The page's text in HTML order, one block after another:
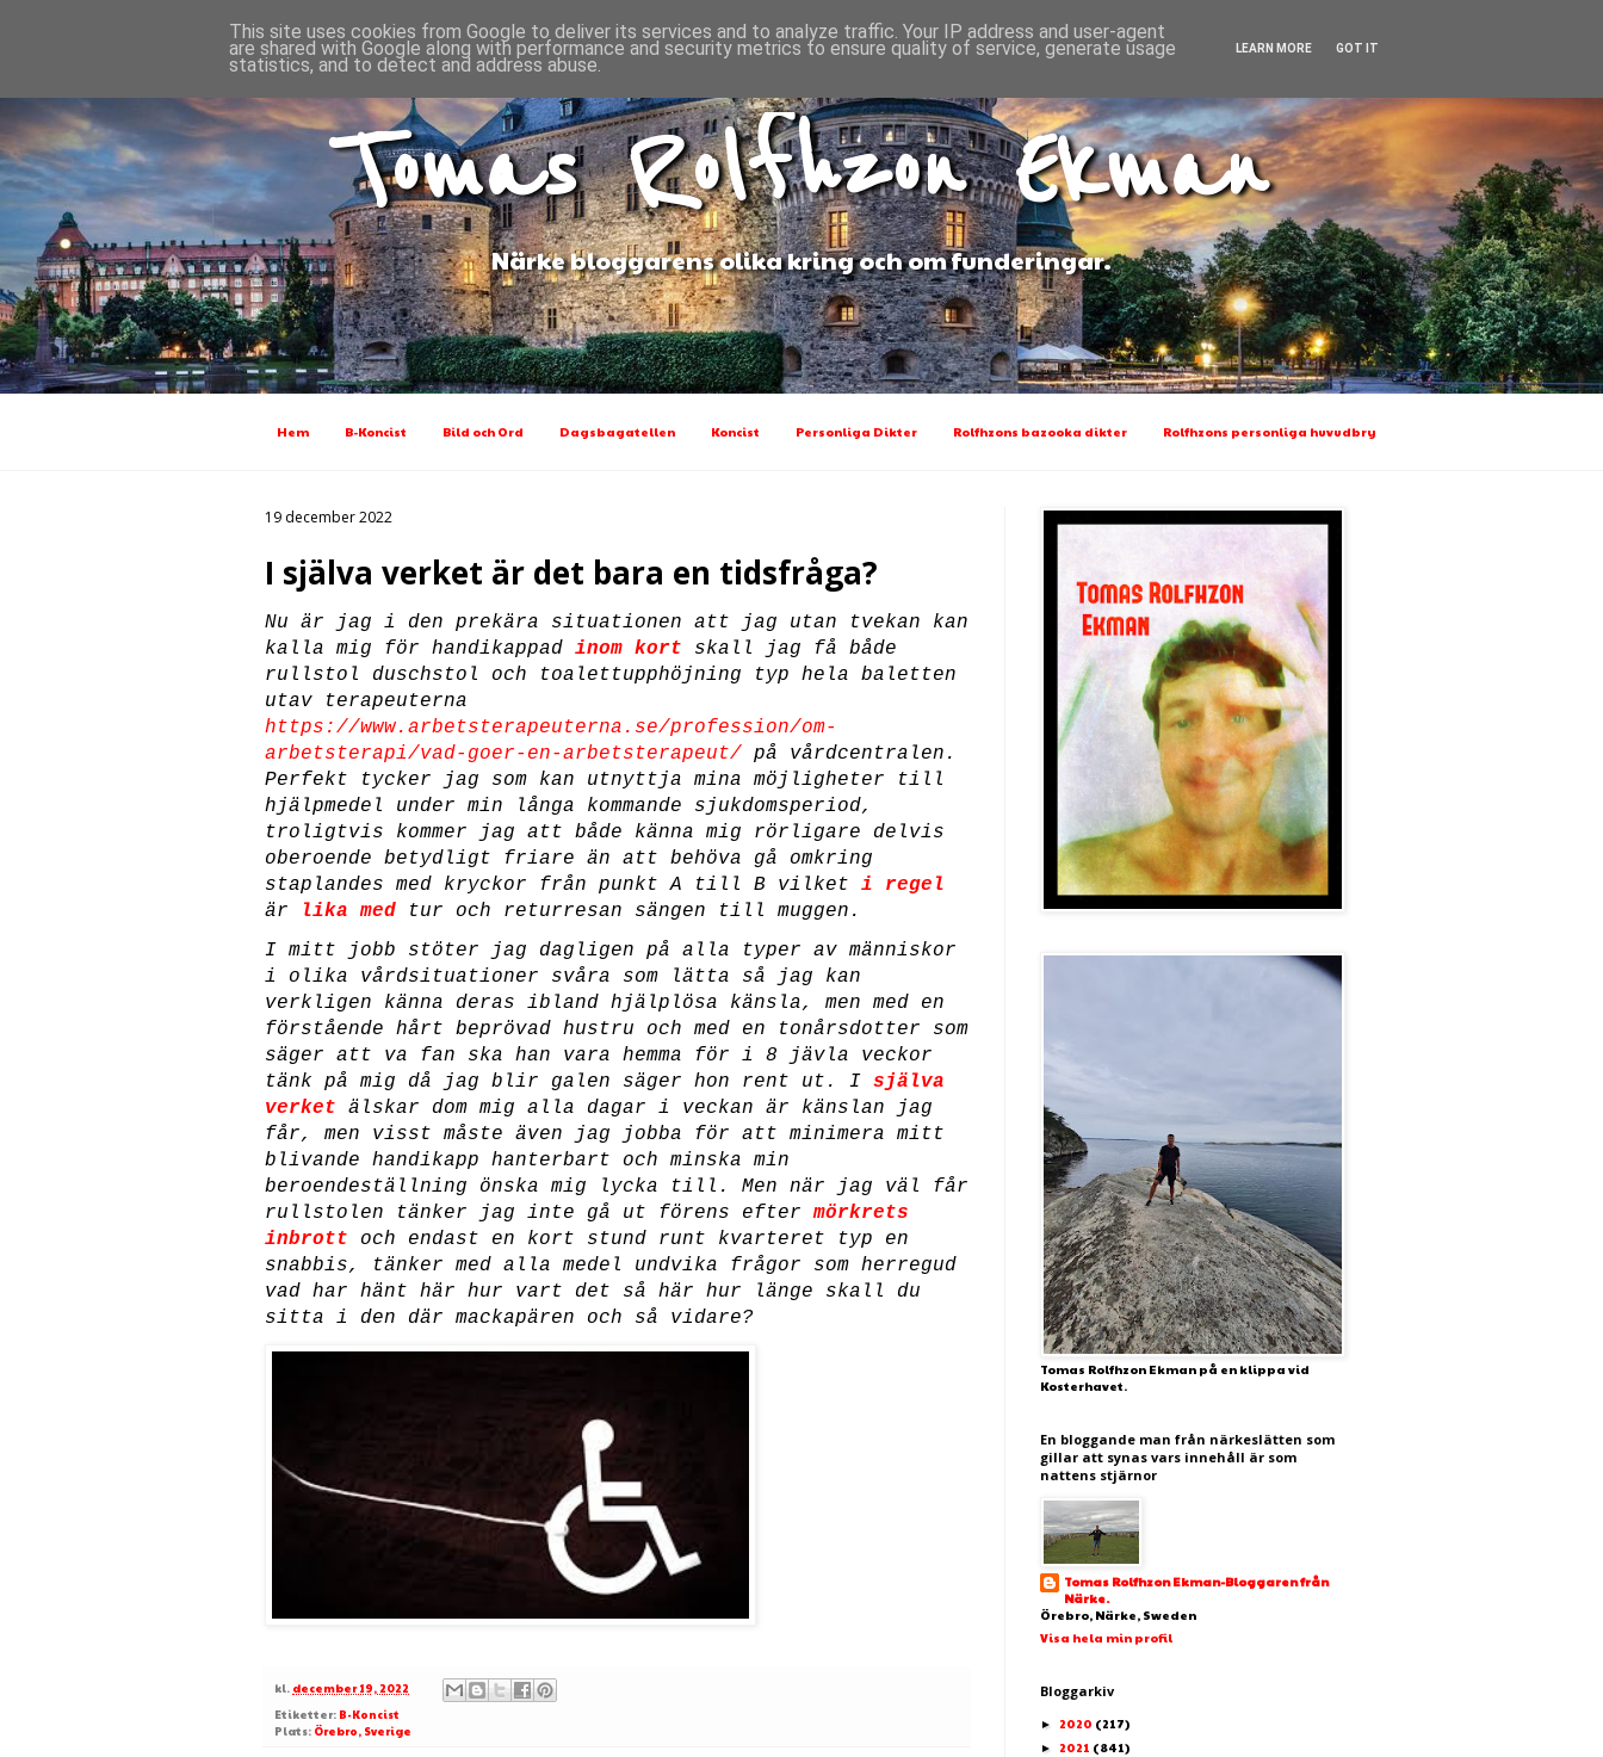
Tomas Rolfhzon Ekman
Närke bloggarens olika kring och om funderingar.
Hem B-Koncist Bild och Ord Dagsbagatellen Koncist Personliga Dikter Rolfhzons bazooka dikter Rolfhzons personliga huvudbry
19 december 2022
I själva verket är det bara en tidsfråga?
Nu är jag i den prekära situationen att jag utan tvekan kan
kalla mig för handikappad inom kort skall jag få både
rullstol duschstol och toalettupphöjning typ hela baletten
utav terapeuterna
https://www.arbetsterapeuterna.se/profession/om-
arbetsterapi/vad-goer-en-arbetsterapeut/ på vårdcentralen.
Perfekt tycker jag som kan utnyttja mina möjligheter till
hjälpmedel under min långa kommande sjukdomsperiod,
troligtvis kommer jag att både känna mig rörligare delvis
oberoende betydligt friare än att behöva gå omkring
staplandes med kryckor från punkt A till B vilket i regel
är
lika med tur och returresan sängen till muggen.
I mitt jobb stöter jag dagligen på alla typer av människor
i olika vårdsituationer svåra som lätta så jag kan
verkligen känna deras ibland hjälplösa känsla, men med en
förstående hårt beprövad hustru och med en tonårsdotter som
säger att va fan ska han vara hemma för i 8 jävla veckor
tänk på mig då jag blir galen säger hon rent ut. I själva
verket älskar dom mig alla dagar i veckan är känslan jag
får, men visst måste även jag jobba för att minimera mitt
blivande handikapp hanterbart och minska min
beroendeställning önska mig lycka till. Men när jag väl får
rullstolen tänker jag inte gå ut förens eftermörkrets
inbrott och endast en kort stund runt kvarteret typ en
snabbis, tänker med alla medel undvika frågor som herregud
vad har hänt här hur vart det så här hur länge skall du
sitta i den där mackapären och så vidare?
kl. december 19, 2022
Etiketter: B-Koncist
Plats: Örebro, Sverige
Tomas Rolfhzon Ekman på en klippa vid
Kosterhavet.
En bloggande man från närkeslätten som
gillar att synas vars innehåll är som
nattens stjärnor
Tomas Rolfhzon Ekman-Bloggaren från
Närke.
Örebro, Närke, Sweden
Visa hela min profil
Bloggarkiv
► 2020 (217)
► 2021 (841)
This site uses cookies from Google to deliver its services and to analyze traffic. Your IP address and user-agent
are shared with Google along with performance and security metrics to ensure quality of service, generate usage
statistics, and to detect and address abuse.
LEARN MORE GOT IT